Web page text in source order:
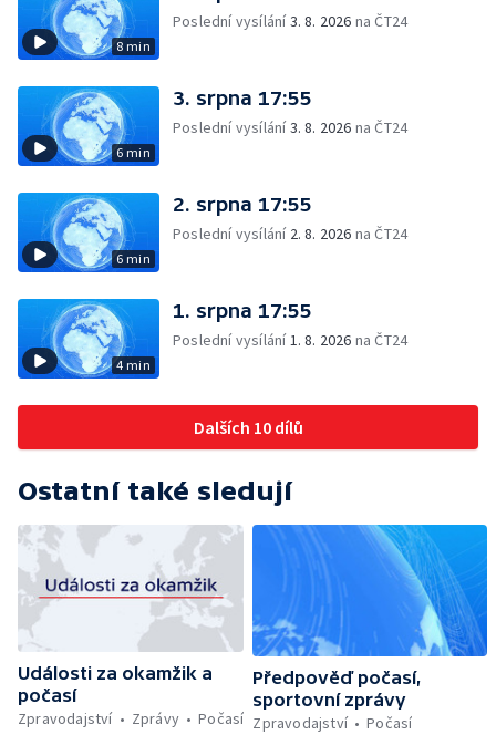
8 min
Poslední vysílání3. 8. 2026 na ČT24
6 min
3. srpna 17:55
Poslední vysílání3. 8. 2026 na ČT24
6 min
2. srpna 17:55
Poslední vysílání 2. 8. 2026 na ČT24
4 min
1. srpna 17:55
Poslední vysílání1. 8. 2026 na ČT24
Dalších 10 dílů
Ostatní také sledují
Události za okamžik a
počasí
Zpravodajství
Zprávy Počasí
Předpověď počasí,
sportovní zprávy
Zpravodajství
Počasí